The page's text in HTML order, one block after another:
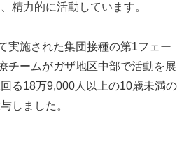
精力的に活動しています。
実施された集団接種の第1フェー
チームがガザ地区中部で活動を展
る18万9,000人以上の10歳未満の
しました。